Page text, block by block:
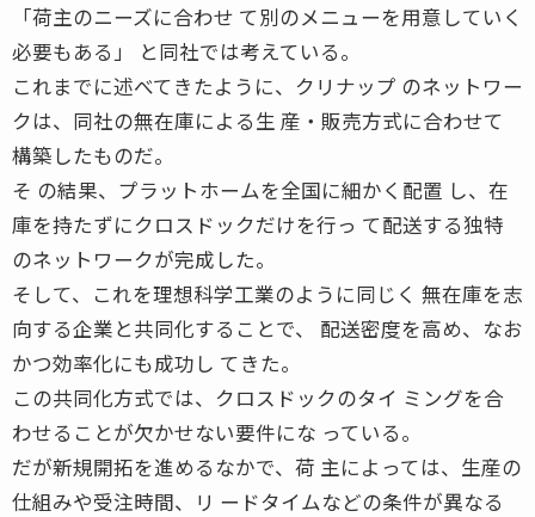
「荷主のニーズに合わせ て別のメニューを用意していく
必要もある」 と同社では考えている。
これまでに述べてきたように、クリナップ のネットワー
クは、同社の無在庫による生 産・販売方式に合わせて
構築したものだ。
そ の結果、プラットホームを全国に細かく配置 し、在
庫を持たずにクロスドックだけを行っ て配送する独特
のネットワークが完成した。
そして、これを理想科学工業のように同じく 無在庫を志
向する企業と共同化することで、 配送密度を高め、なお
かつ効率化にも成功し てきた。
この共同化方式では、クロスドックのタイ ミングを合
わせることが欠かせない要件にな っている。
だが新規開拓を進めるなかで、荷 主によっては、生産の
仕組みや受注時間、リ ードタイムなどの条件が異なる